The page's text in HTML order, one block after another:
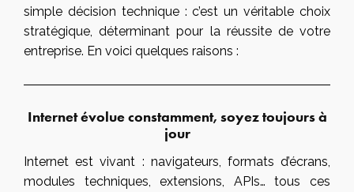
simple décision technique : c’est un véritable choix
stratégique, déterminant pour la réussite de votre
entreprise. En voici quelques raisons :
Internet évolue constamment, soyez toujours à
jour
Internet est vivant : navigateurs, formats d’écrans,
modules techniques, extensions, APIs… tous ces